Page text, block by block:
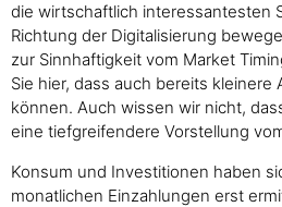
die wirtschaftlich interessantesten
Richtung der Digitalisierung
zur Sinnhaftigkeit vom Market
Sie hier, dass auch bereits
können. Auch wissen wir nicht,
eine tiefgreifendere Vorstellung
Konsum und Investitionen haben
monatlichen Einzahlungen erst